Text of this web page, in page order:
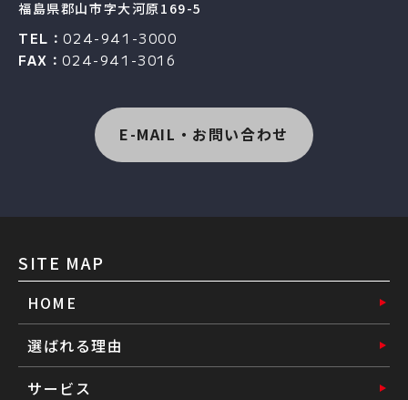
福島県郡山市字大河原169-5
TEL：024-941-3000
FAX：024-941-3016
E-MAIL・お問い合わせ
SITE MAP
HOME
選ばれる理由
サービス